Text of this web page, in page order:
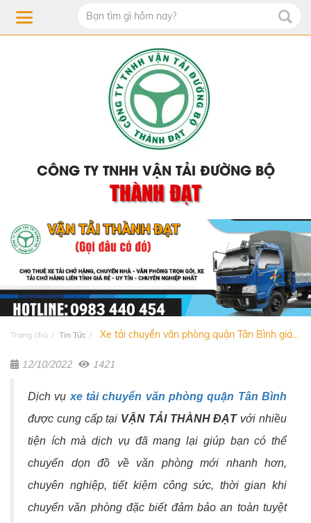
CÔNG TY TNHH VẬN TẢI ĐƯỜNG BỘ
THÀNH ĐẠT
Trang chủ Tin Tức Xe tải chuyển văn phòng quận Tân Bình giá...
12/10/2022 1421
Dịch vụ xe tải chuyển văn phòng quận Tân Bình
được cung cấp tại VẬN TẢI THÀNH ĐẠT với nhiều
tiện ích mà dịch vụ đã mang lại giúp bạn có thể
chuyển dọn đồ về văn phòng mới nhanh hơn,
chuyên nghiệp, tiết kiệm công sức, thời gian khi
chuyển văn phòng đặc biết đảm bảo an toàn tuyệt